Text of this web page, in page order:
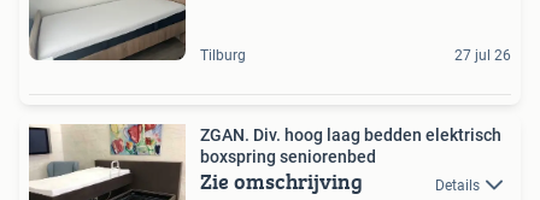
Tilburg 27 jul 26
ZGAN. Div. hoog laag bedden elektrisch
boxspring seniorenbed
Zie omschrijving Details